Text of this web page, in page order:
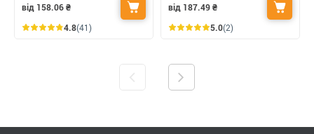
від 158.06₴
4.8(41)
від 187.49₴
5.0(2)